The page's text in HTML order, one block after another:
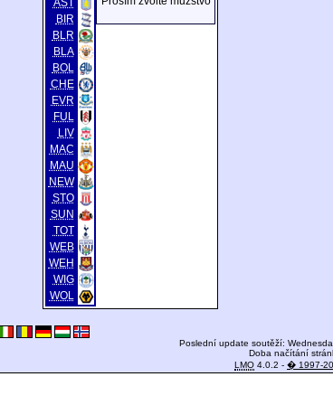
AST
BIR
BLR
BLA
BOL
CHE
EVR
FUL
LIV
MAC
MAU
NEW
STO
SUN
TOT
WEB
WEH
WIG
WOL
Poslední update soutěží:
Doba načítání
LMO 4.0.2 - � 1997-